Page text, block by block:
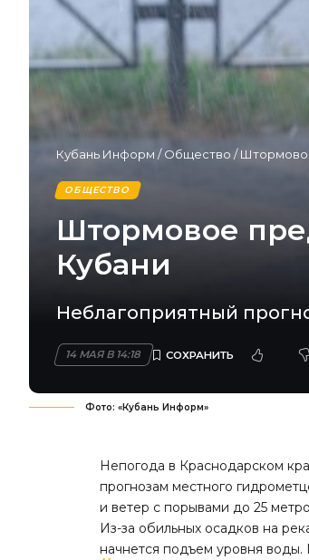
Кубань Информ /Общество /
ОБЩЕСТВО
Штормовое
Кубани
Неблагоприятный
14 МАЯ В 14:18
Фото: «Кубань Информ»
Непогода в Краснодарском
прогнозам местного
и ветер с порывами до 25
Из-за обильных осадков на
начнется подъем уровня